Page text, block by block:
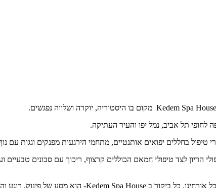
Kedem Spa מקום בו היסטוריה, יוקרה ושלווה נפגשים.
הריון לצד טיפולי חמאם הכוללים קרצוף, ריכוך עם סבונים טבעיים
אורחינו. כל ביקור ב -Kedem Spa House הוא מסע של פינוק, רוגע